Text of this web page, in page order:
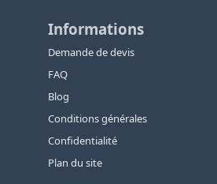
Informations
Demande de devis
FAQ
Blog
Conditions générales
Confidentialité
Plan du site